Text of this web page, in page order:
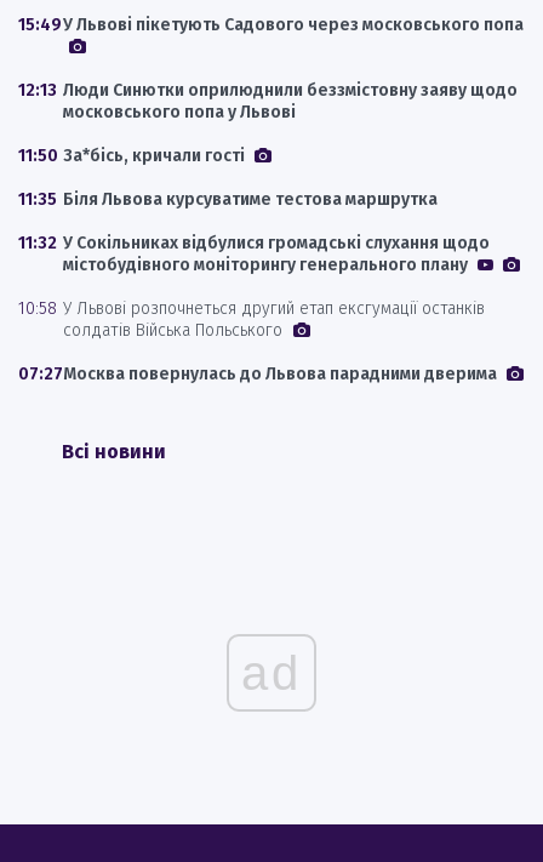
15:49У Львові пікетують Садового через московського попа
12:13 Люди Синютки оприлюднили беззмістовну заяву щодо
московського попа у Львові
11:50 За*бісь, кричали гості
11:35 Біля Львова курсуватиме тестова маршрутка
11:32 У Сокільниках відбулися громадські слухання щодо
містобудівного моніторингу генерального плану
10:58 У Львові розпочнеться другий етап ексгумації останків
солдатів Війська Польського
07:27Москва повернулась до Львова парадними дверима
Всі новини
ad